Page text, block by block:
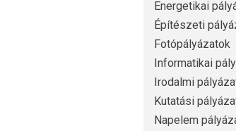
Energetikai
Építészeti
Fotópályázatok
Informatikai
Irodalmi
Kutatási
Napelem